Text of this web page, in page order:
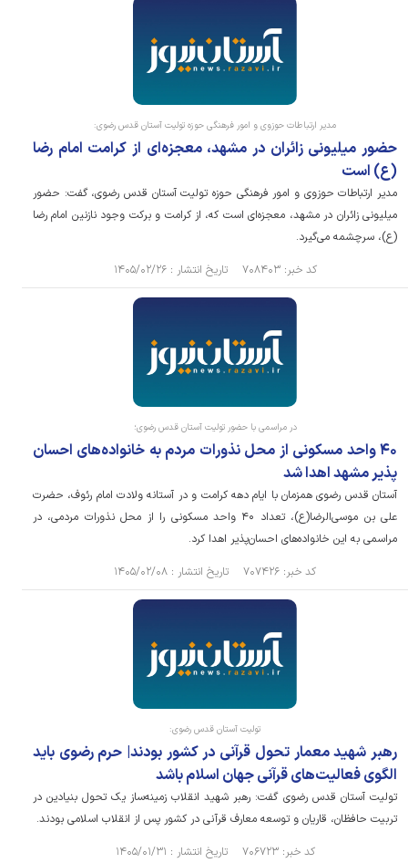
مدیر ارتباطات حوزوی و امور فرهنگی حوزه تولیت آستان قدس رضوی:
حضور میلیونی زائران در مشهد، معجزه‌ای از کرامت امام رضا
(ع) است
مدیر ارتباطات حوزوی و امور فرهنگی حوزه تولیت آستان قدس رضوی، گفت: حضور
میلیونی زائران در مشهد، معجزه‌ای است که، از کرامت و برکت وجود نازنین امام رضا
(ع)، سرچشمه می‌گیرد.
کد خبر: ۷۰۸۴۰۳ تاریخ انتشار : ۱۴۰۵/۰۲/۲۶
در مراسمی با حضور تولیت آستان قدس رضوی؛
۴۰ واحد مسکونی از محل نذورات مردم به خانواده‌های احسان
پذیر مشهد اهدا شد
آستان قدس رضوی همزمان با ایام دهه کرامت و در آستانه ولادت امام رئوف، حضرت
علی بن موسی‌الرضا(ع)، تعداد ۴۰ واحد مسکونی را از محل نذورات مردمی، در
مراسمی به این خانواده‌های احسان‌پذیر اهدا کرد.
کد خبر: ۷۰۷۴۲۶ تاریخ انتشار : ۱۴۰۵/۰۲/۰۸
تولیت آستان قدس رضوی:
رهبر شهید معمار تحول قرآنی در کشور بودند| حرم رضوی باید
الگوی فعالیت‌های قرآنی جهان اسلام باشد
تولیت آستان قدس رضوی گفت: رهبر شهید انقلاب زمینه‌ساز یک تحول بنیادین در
تربیت حافظان، قاریان و توسعه معارف قرآنی در کشور پس از انقلاب اسلامی بودند.
کد خبر: ۷۰۶۷۲۳ تاریخ انتشار : ۱۴۰۵/۰۱/۳۱